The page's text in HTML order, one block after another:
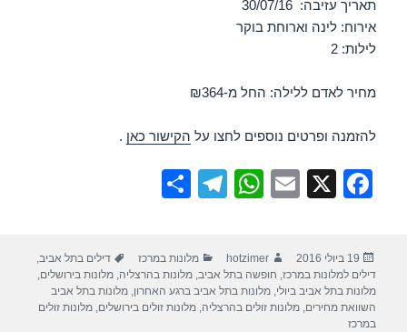
תאריך עזיבה: 30/07/16
אירוח: לינה וארוחת בוקר
לילות: 2
מחיר לאדם ללילה: החל מ-₪364
להזמנה ופרטים נוספים לחצו על הקישור כאן .
F
e
b
X
E
W
s
A
T
gr
a
e
פורסם
בתאריך
19 ביולי 2016 מחבר
hotzimer קטגוריות
מלונות במרכז תגיות
דילים בתל אביב,
דילים למלונות במרכז, חופשה בתל אביב,מלונות בהרצליה,מלונות בירושלים,
מלונות בתל אביב ביולי,מלונות בתל אביב ברגע האחרון,מלונות בתל אביב
השוואת מחירים,מלונות זולים בהרצליה,מלונות זולים בירושלים,מלונות זולים
במרכז